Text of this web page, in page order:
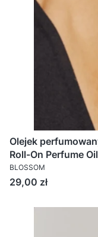
Olejek perfumowany 100%
Roll-On Perfume
BLOSSOM
Cena
29,00 zł